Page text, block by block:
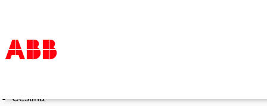
Products & Solutions
Čeština